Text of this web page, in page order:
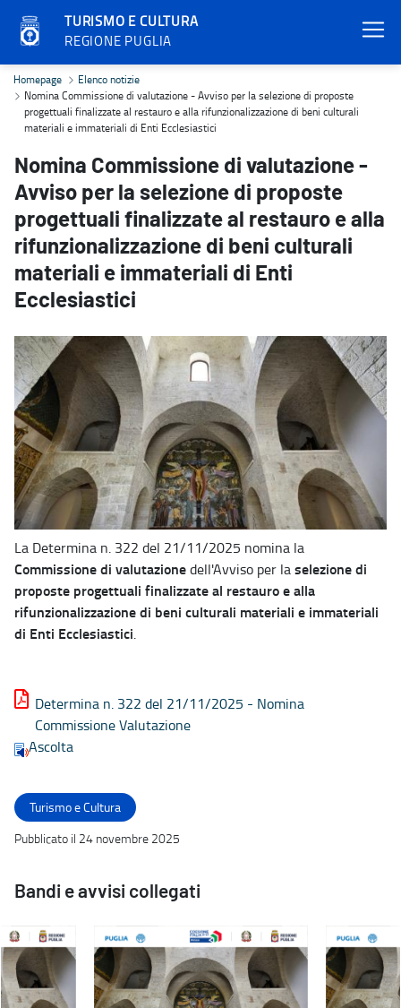
TURISMO E CULTURA
REGIONE PUGLIA
Nomina Commissione di valutazione - Avviso per la selezione
Homepage
Elenco notizie
Nomina Commissione di valutazione - Avviso per la selezione di proposte
progettuali finalizzate al restauro e alla rifunzionalizzazione di beni culturali
materiali e immateriali di Enti Ecclesiastici
Nomina Commissione di valutazione -
Avviso per la selezione di proposte
progettuali finalizzate al restauro e alla
rifunzionalizzazione di beni culturali
materiali e immateriali di Enti
Ecclesiastici
La Determina n. 322 del 21/11/2025 nomina la
Commissione di valutazionedell'Avviso per laselezione di
proposte progettuali finalizzate al restauro e alla
rifunzionalizzazione di beni culturali materiali e immateriali
di Enti Ecclesiastici.
Determina n. 322 del 21/11/2025 - Nomina
Commissione Valutazione
Ascolta
Turismo e Cultura
Pubblicato il 24 novembre 2025
Bandi e avvisi collegati